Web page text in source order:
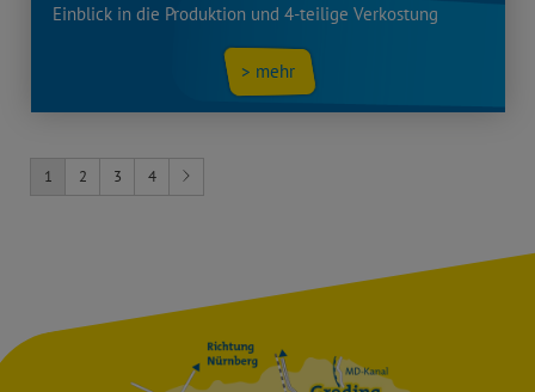
Einblick in die Produktion und 4-teilige Verkostung
> mehr
1 2 3 4